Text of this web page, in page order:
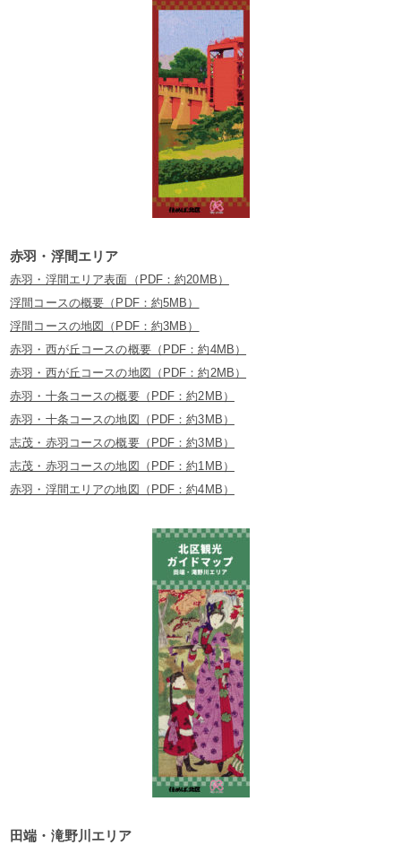
赤羽・浮間エリア
赤羽・浮間エリア表面（PDF：約20MB）
浮間コースの概要（PDF：約5MB）
浮間コースの地図（PDF：約3MB）
赤羽・西が丘コースの概要（PDF：約4MB）
赤羽・西が丘コースの地図（PDF：約2MB）
赤羽・十条コースの概要（PDF：約2MB）
赤羽・十条コースの地図（PDF：約3MB）
志茂・赤羽コースの概要（PDF：約3MB）
志茂・赤羽コースの地図（PDF：約1MB）
赤羽・浮間エリアの地図（PDF：約4MB）
田端・滝野川エリア